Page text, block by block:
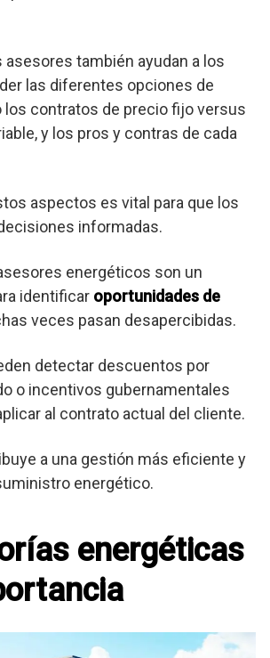
asesores también ayudan a los
las diferentes opciones de
los contratos de precio fijo versus
y los pros y contras de cada
aspectos es vital para que los
informadas.
energéticos son un
identificar oportunidades de
veces pasan desapercibidas.
detectar descuentos por
o incentivos gubernamentales
al contrato actual del cliente.
a una gestión más eficiente y
energético.
energéticas